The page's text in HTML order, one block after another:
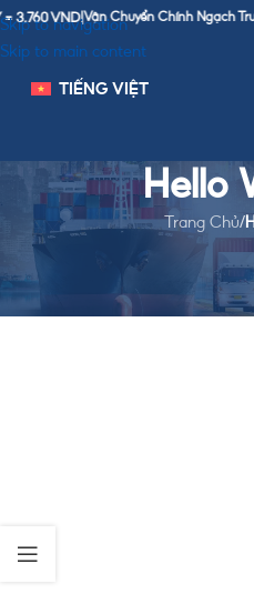
Skip to navigation
Skip to main content
3,760 VND |Vận Chuyển Chính Ngạch
TIẾNG VIỆT
Hello
Trang Chủ/